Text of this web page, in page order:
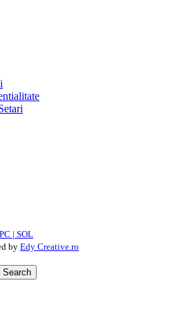
| SOL
by Edy Creative.ro
Search